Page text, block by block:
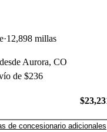
12,898 millas
Aurora, CO
de $236
de concesionario adicionales